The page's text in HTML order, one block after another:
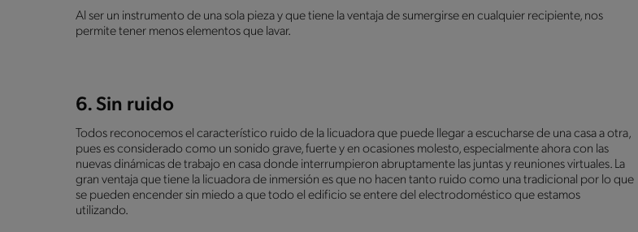
Al ser un instrumento de una sola pieza y que tiene la ventaja de sumergirse en cualquier recipiente, nos
permite tener menos elementos que lavar.
6. Sin ruido
Todos reconocemos el característico ruido de la licuadora que puede llegar a escucharse de una casa a otra,
pues es considerado como un sonido grave, fuerte y en ocasiones molesto, especialmente ahora con las
nuevas dinámicas de trabajo en casa donde interrumpieron abruptamente las juntas y reuniones virtuales. La
gran ventaja que tiene la licuadora de inmersión es que no hacen tanto ruido como una tradicional por lo que
se pueden encender sin miedo a que todo el edificio se entere del electrodoméstico que estamos
utilizando.